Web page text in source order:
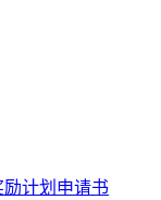
计划申请书